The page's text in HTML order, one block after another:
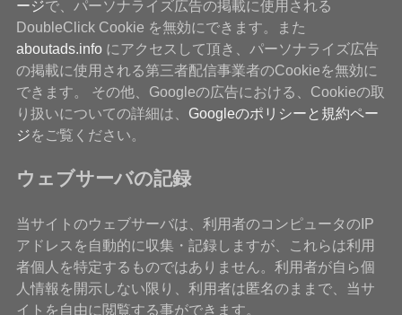
ージで、パーソナライズ広告の掲載に使用される
DoubleClick Cookie を無効にできます。また
aboutads.infoにアクセスして頂き、パーソナライズ広告
の掲載に使用される第三者配信事業者のCookieを無効に
できます。 その他、Googleの広告における、Cookieの取
り扱いについての詳細は、 Googleのポリシーと規約ペー
ジをご覧ください。
ウェブサーバの記録
当サイトのウェブサーバは、利用者のコンピュータのIP
アドレスを自動的に収集・記録しますが、これらは利用
者個人を特定するものではありません。利用者が自ら個
人情報を開示しない限り、利用者は匿名のままで、当サ
イトを自由に閲覧する事ができます。